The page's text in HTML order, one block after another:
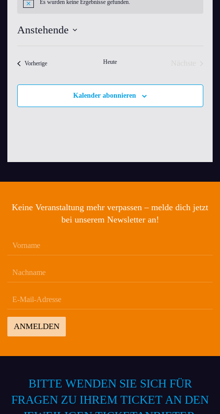
HinweisEs wurden keine Ergebnisse gefunden.
Anstehende
VorherigeVeranstaltungen Heute
Kalender abonnieren
Keine Veranstaltung mehr verpassen – melde dich jetzt
bei unserem Newsletter an!
ANMELDEN
BITTE WENDEN SIE SICH FÜR
FRAGEN ZU IHREM TICKET AN DEN